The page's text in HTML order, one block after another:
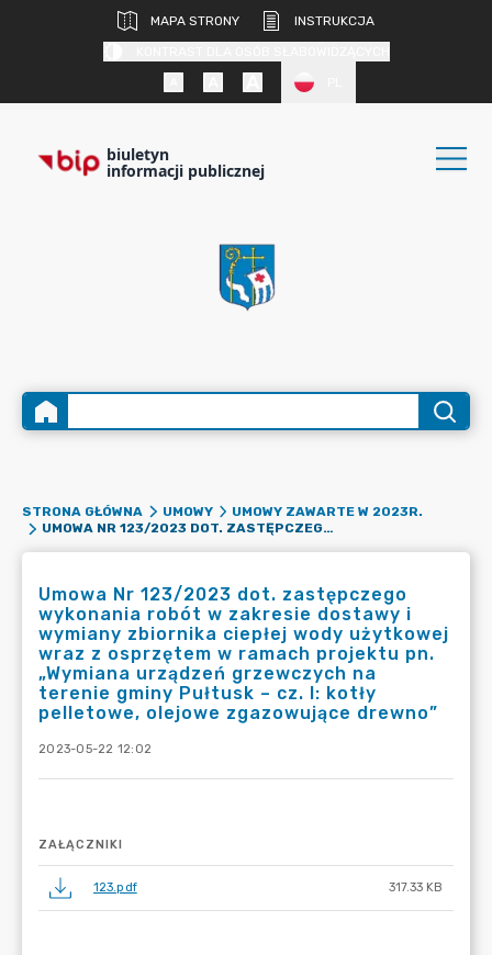
MAPA STRONY
INSTRUKCJA
biuletyn
informacji publicznej
STRONA GŁÓWNA UMOWY
UMOWY ZAWARTE W 2023R.
UMOWA NR 123/2023 DOT. ZASTĘPCZEGO WYKONANIA ROBÓT W ZAKRESIE DOSTAWY I WYMIANY ZBIORNIKA CIEPŁEJ WODY UŻYTKOWEJ WRAZ Z OSPRZĘTEM W RAMACH PROJEKTU PN. „WYMIANA URZĄDZEŃ GRZEWCZYCH NA TERENIE GMINY PUŁTUSK – CZ. I: KOTŁY PELLETOWE, OLEJOWE ZGAZOWUJĄCE DREWNO”
Umowa Nr 123/2023 dot. zastępczego
wykonania robót w zakresie dostawy i
wymiany zbiornika ciepłej wody użytkowej
wraz z osprzętem w ramach projektu pn.
„Wymiana urządzeń grzewczych na
terenie gminy Pułtusk – cz. I: kotły
pelletowe, olejowe zgazowujące drewno”
2023-05-22 12:02
ZAŁĄCZNIKI
123.pdf 317.33 KB